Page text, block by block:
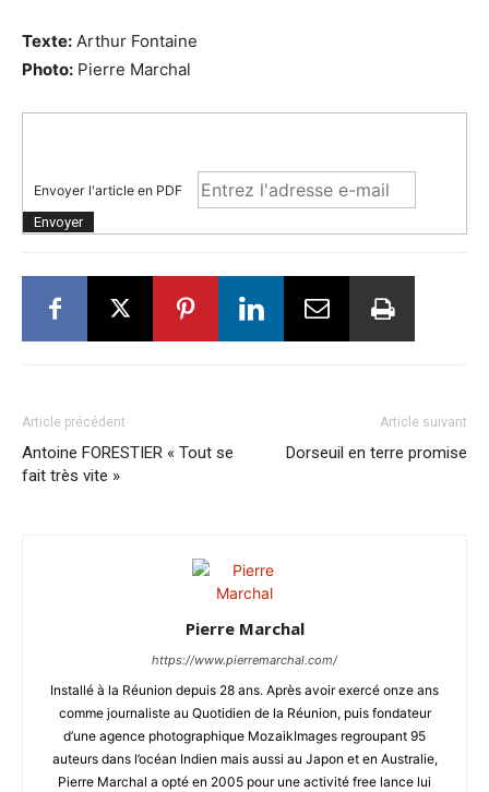
Texte: Arthur Fontaine
Photo: Pierre Marchal
Envoyer l'article en PDF
Article précédent
Antoine FORESTIER « Tout se
fait très vite »
Article suivant
Dorseuil en terre promise
Pierre Marchal
https://www.pierremarchal.com/
Installé à la Réunion depuis 28 ans. Après avoir exercé onze ans
comme journaliste au Quotidien de la Réunion, puis fondateur
d’une agence photographique MozaikImages regroupant 95
auteurs dans l’océan Indien mais aussi au Japon et en Australie,
Pierre Marchal a opté en 2005 pour une activité free lance lui